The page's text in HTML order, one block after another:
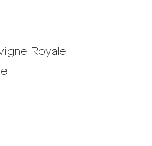
Royale